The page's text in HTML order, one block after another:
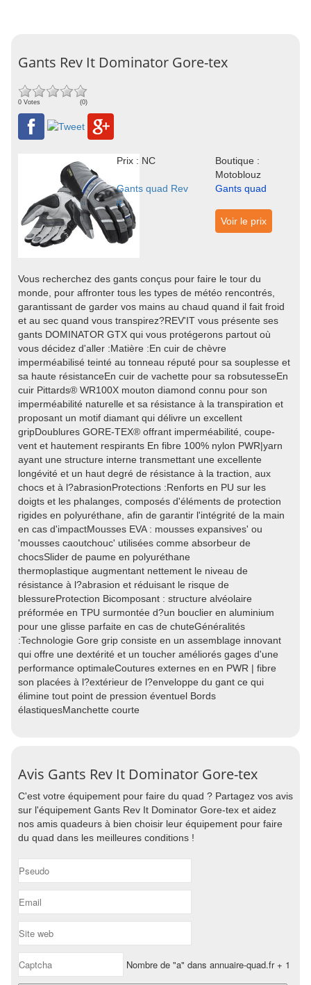
Gants Rev It Dominator Gore-tex
0 Votes (0)
Prix : NC
Boutique :
Motoblouz
Gants quad Rev
it
Gants quad
Voir le prix
Vous recherchez des gants conçus pour faire le tour du
monde, pour affronter tous les types de météo rencontrés,
garantissant de garder vos mains au chaud quand il fait froid
et au sec quand vous transpirez?REV'IT vous présente ses
gants DOMINATOR GTX qui vous protégerons partout où
vous décidez d'aller :Matière :En cuir de chèvre
imperméabilisé teinté au tonneau réputé pour sa souplesse et
sa haute résistanceEn cuir de vachette pour sa robsutesseEn
cuir Pittards® WR100X mouton diamond connu pour son
imperméabilité naturelle et sa résistance à la transpiration et
proposant un motif diamant qui délivre un excellent
gripDoublures GORE-TEX® offrant imperméabilité, coupe-
vent et hautement respirants En fibre 100% nylon PWR|yarn
ayant une structure interne transmettant une excellente
longévité et un haut degré de résistance à la traction, aux
chocs et à l?abrasionProtections :Renforts en PU sur les
doigts et les phalanges, composés d'éléments de protection
rigides en polyuréthane, afin de garantir l'intégrité de la main
en cas d'impactMousses EVA : mousses expansives' ou
'mousses caoutchouc' utilisées comme absorbeur de
chocsSlider de paume en polyuréthane
thermoplastique augmentant nettement le niveau de
résistance à l?abrasion et réduisant le risque de
blessureProtection Bicomposant : structure alvéolaire
préformée en TPU surmontée d?un bouclier en aluminium
pour une glisse parfaite en cas de chuteGénéralités
:Technologie Gore grip consiste en un assemblage innovant
qui offre une dextérité et un toucher améliorés gages d'une
performance optimaleCoutures externes en en PWR | fibre
son placées à l?extérieur de l?enveloppe du gant ce qui
élimine tout point de pression éventuel Bords
élastiquesManchette courte
Avis Gants Rev It Dominator Gore-tex
C'est votre équipement pour faire du quad ? Partagez vos avis
sur l'équipement Gants Rev It Dominator Gore-tex et aidez
nos amis quadeurs à bien choisir leur équipement pour faire
du quad dans les meilleures conditions !
Nombre de "a" dans annuaire-quad.fr + 1